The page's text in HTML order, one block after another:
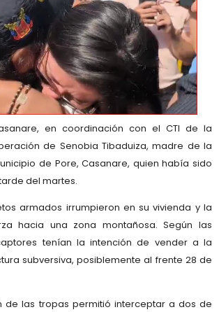
, en coordinación con el CTI de la
de Senobia Tibaduiza, madre de la
de Pore, Casanare, quien había sido
del martes.
armados irrumpieron en su vivienda y la
hacia una zona montañosa. Según las
tenían la intención de vender a la
subversiva, posiblemente alfrente 28 de
de las tropas permitió interceptar a dos de